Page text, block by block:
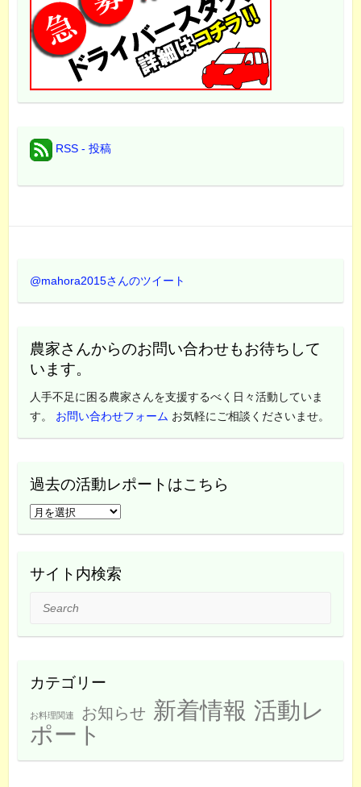
RSS - 投稿
@mahora2015さんのツイート
農家さんからのお問い合わせもお待ちして
います。
人手不足に困る農家さんを支援するべく日々活動していま
す。 お問い合わせフォーム お気軽にご相談くださいませ。
過去の活動レポートはこちら
過
去
活
は
ち
ら
サイト内検索
Search
カテゴリー
お料理関連 お知らせ 新着情報 活動レ
ポート